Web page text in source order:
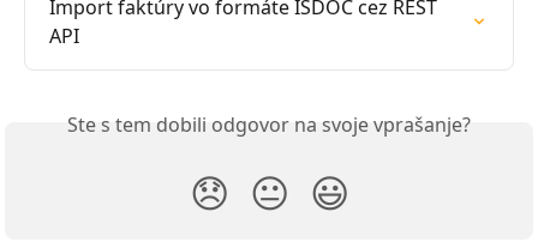
Import faktúry vo formáte ISDOC cez REST
API
Ste s tem dobili odgovor na svoje vprašanje?
😞 😐 😃